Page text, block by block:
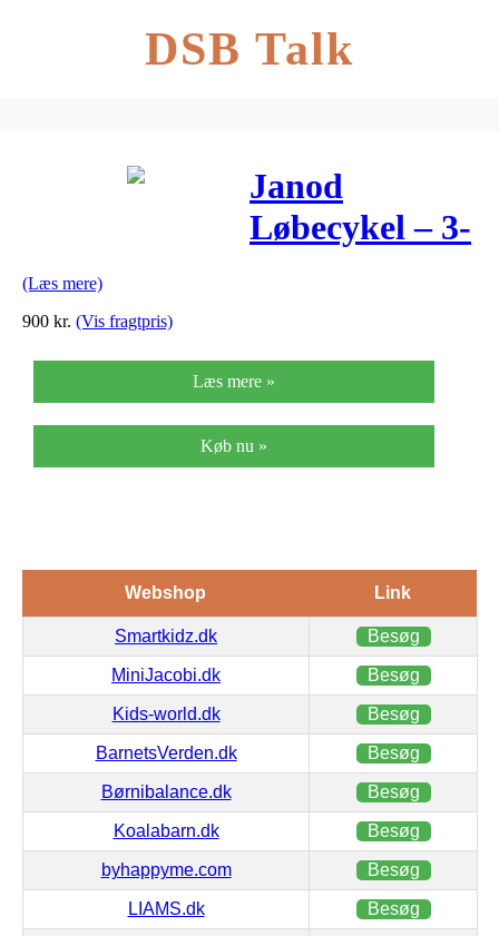
DSB Talk
Janod
Løbecykel – 3-
(Læs mere)
900 kr. (Vis fragtpris)
Læs mere »
Køb nu »
Webshop Link
Smartkidz.dk Besøg
MiniJacobi.dk Besøg
Kids-world.dk Besøg
BarnetsVerden.dk Besøg
Børnibalance.dk Besøg
Koalabarn.dk Besøg
byhappyme.com Besøg
LIAMS.dk Besøg